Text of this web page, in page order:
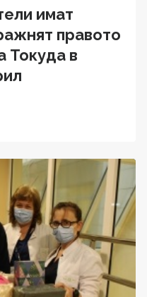
имат
правото
Токуда в